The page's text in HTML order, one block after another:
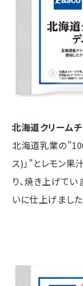
北海道クリーム
北海道乳業の
ス)」"とレモン果
り、焼き上げて
いに仕上げました